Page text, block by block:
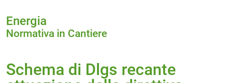
Energia
Normativa in Cantiere
Schema di Dlgs recante